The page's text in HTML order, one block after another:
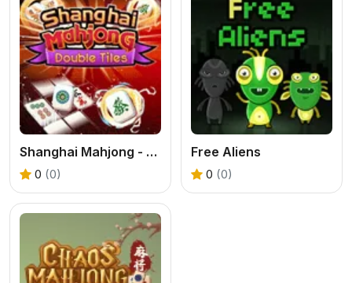
Shanghai Mahjong - Double Tiles
0 (0)
Free Aliens
0 (0)